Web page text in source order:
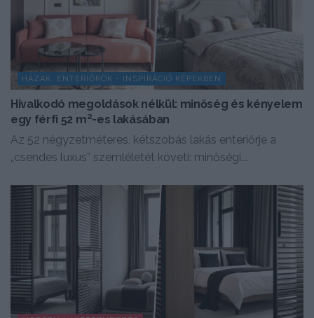
HÁZAK, ENTERIŐRÖK - INSPIRÁCIÓ KÉPEKBEN
Hivalkodó megoldások nélkül: minőség és kényelem
egy férfi 52 m²-es lakásában
Az 52 négyzetméteres, kétszobás lakás enteriőrje a
„csendes luxus” szemléletét követi: minőségi...